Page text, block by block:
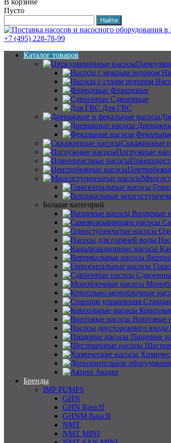
В корзине
Пусто
+7 (495) 228-78-99
Каталог товаров
Фланцевые
Сдвоенные
Для ГВС
Скважинные
Погружные
Больше категорий
Вихревые
Винтовые
Пищевые
Акции
Бренды
IMP PUMPS
GHN
GHN BasicII
GHNM BasicII
NMT
NMT MINI